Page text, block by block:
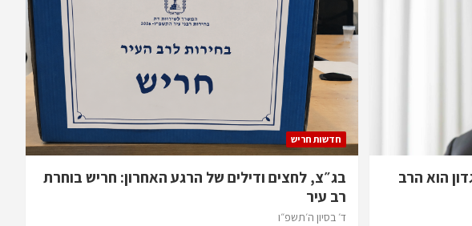
הוא הרב
חדשות חריש
בג״צ, לחצים ודילים של הרגע האחרון: חריש בוחרת
רב עיר
ד׳ בסיון ה׳תשפ״ו